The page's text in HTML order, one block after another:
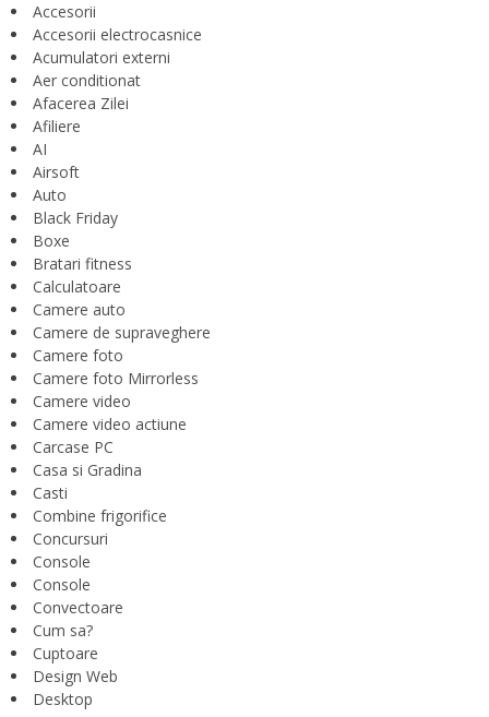
Accesorii
Accesorii electrocasnice
Acumulatori externi
Aer conditionat
Afacerea Zilei
Afiliere
AI
Airsoft
Auto
Black Friday
Boxe
Bratari fitness
Calculatoare
Camere auto
Camere de supraveghere
Camere foto
Camere foto Mirrorless
Camere video
Camere video actiune
Carcase PC
Casa si Gradina
Casti
Combine frigorifice
Concursuri
Console
Console
Convectoare
Cum sa?
Cuptoare
Design Web
Desktop